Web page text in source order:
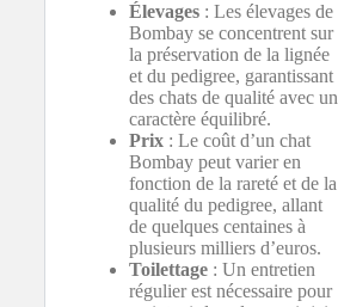
Élevages : Les élevages de
Bombay se concentrent sur
la préservation de la lignée
et du pedigree, garantissant
des chats de qualité avec un
caractère équilibré.
Prix : Le coût d’un chat
Bombay peut varier en
fonction de la rareté et de la
qualité du pedigree, allant
de quelques centaines à
plusieurs milliers d’euros.
Toilettage : Un entretien
régulier est nécessaire pour